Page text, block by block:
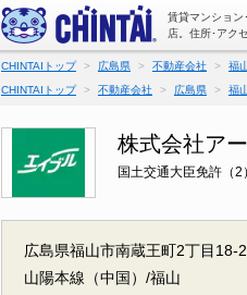
賃貸マンション
店。住所･アク
CHINTAIトップ 広島県 不動産会社 福
CHINTAIトップ
不動産会社 広島県 福
株式会社ア
国土交通大臣免許（
広島県福山市南蔵王町2丁目18-
山陽本線（中国）/福山